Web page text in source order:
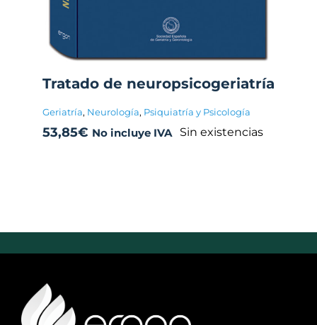
Tratado de neuropsicogeriatría
Geriatría, Neurología, Psiquiatría y Psicología
53,85€ No incluye IVA Sin existencias